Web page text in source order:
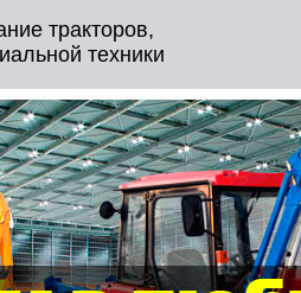
тракторов,
техники